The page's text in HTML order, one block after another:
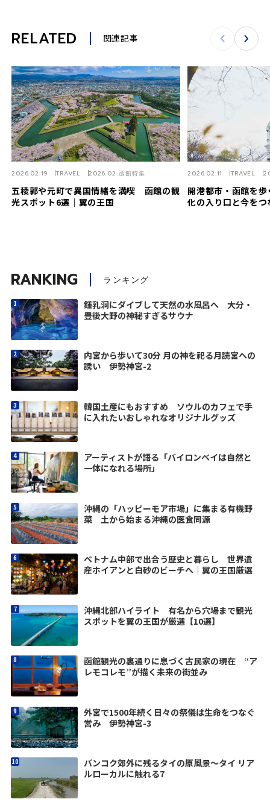
RELATED 関連記事
五稜郭や元町で異国情緒を満喫 函館の観
光スポット6選｜翼の王国
2026.02.19 TRAVEL 2026.02 函館特集
開港都市・函館を
化の入り口と今をつ
2026.02.11 TRAVEL
RANKING ランキング
鍾乳洞にダイブして天然の水風呂へ 大分・
豊後大野の神秘すぎるサウナ
内宮から歩いて30分 月の神を祀る月読宮への
誘い 伊勢神宮-2
韓国土産にもおすすめ ソウルのカフェで手
に入れたいおしゃれなオリジナルグッズ
アーティストが語る「バイロンベイは自然と
一体になれる場所」
沖縄の「ハッピーモア市場」に集まる有機野
菜 土から始まる沖縄の医食同源
ベトナム中部で出合う歴史と暮らし 世界遺
産ホイアンと白砂のビーチへ｜翼の王国厳選
沖縄北部ハイライト 有名から穴場まで観光
スポットを翼の王国が厳選【10選】
函館観光の裏通りに息づく古民家の現在 “ア
レモコレモ”が描く未来の街並み
外宮で1500年続く日々の祭儀は生命をつなぐ
営み 伊勢神宮-3
バンコク郊外に残るタイの原風景〜タイ リア
ルローカルに触れる7